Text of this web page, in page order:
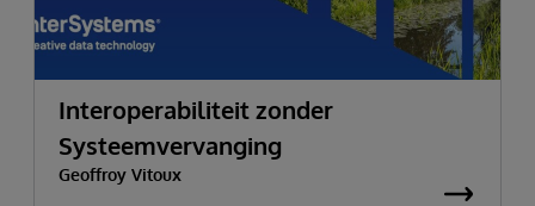
Interoperabiliteit zonder
Systeemvervanging
Geoffroy Vitoux